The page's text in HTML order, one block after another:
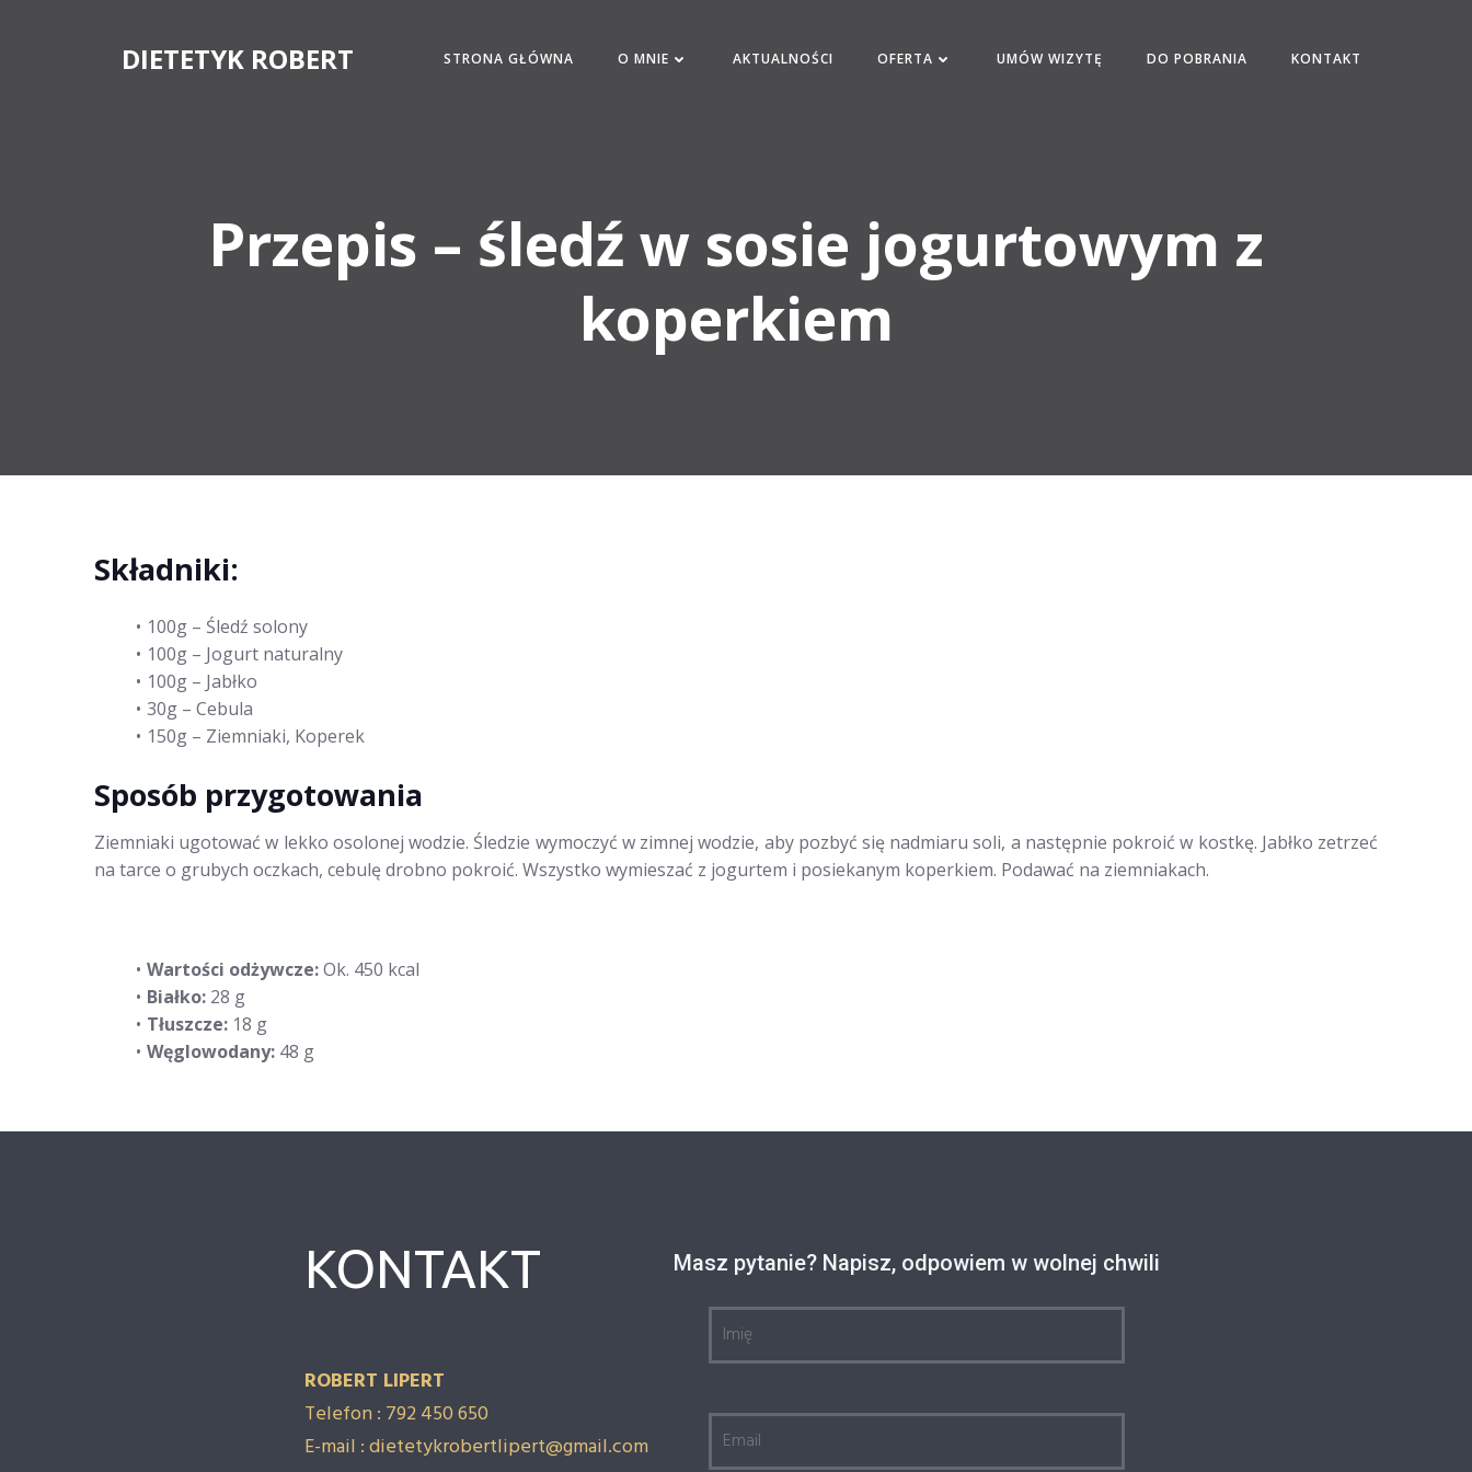
DIETETYK ROBERT STRONA GŁÓWNA O MNIE AKTUALNOŚCI OFERTA UMÓW WIZYTĘ DO POBRANIA KONTAKT
Przepis – śledź w sosie jogurtowym z
koperkiem
Składniki:
100g – Śledź solony
100g – Jogurt naturalny
100g – Jabłko
30g – Cebula
150g – Ziemniaki, Koperek
Sposób przygotowania
Ziemniaki ugotować w lekko osolonej wodzie. Śledzie wymoczyć w zimnej wodzie, aby pozbyć się nadmiaru soli, a następnie pokroić w kostkę. Jabłko zetrzeć
na tarce o grubych oczkach, cebulę drobno pokroić. Wszystko wymieszać z jogurtem i posiekanym koperkiem. Podawać na ziemniakach.
Wartości odżywcze:Ok. 450 kcal
Białko:28 g
Tłuszcze:18 g
Węglowodany:48 g
KONTAKT
ROBERT LIPERT
Telefon : 792 450 650
E-mail : dietetykrobertlipert@gmail.com
Masz pytanie? Napisz, odpowiem w wolnej chwili